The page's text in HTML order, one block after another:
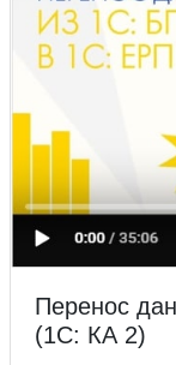
Перенос
(1С: КА 2)